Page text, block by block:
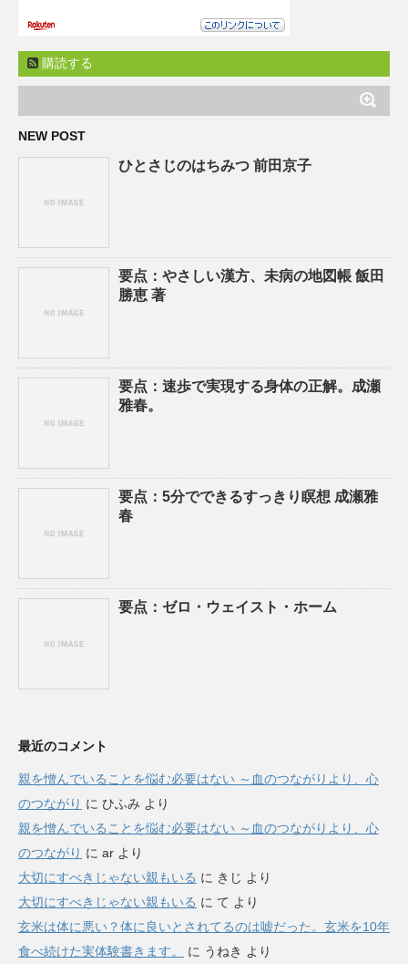
購読する
NEW POST
ひとさじのはちみつ 前田京子
要点：やさしい漢方、未病の地図帳 飯田
勝恵 著
要点：速歩で実現する身体の正解。成瀬
雅春。
要点：5分でできるすっきり瞑想 成瀬雅
春
要点：ゼロ・ウェイスト・ホーム
最近のコメント
親を憎んでいることを悩む必要はない ～血のつながりより、心
のつながり に ひふみ より
親を憎んでいることを悩む必要はない ～血のつながりより、心
のつながり に ar より
大切にすべきじゃない親もいる に きじ より
大切にすべきじゃない親もいる に て より
玄米は体に悪い？体に良いとされてるのは嘘だった。玄米を10年
食べ続けた実体験書きます。
に うねき より